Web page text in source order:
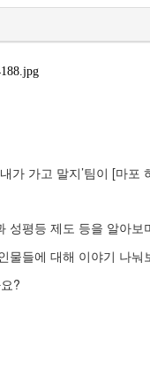
내가 가고 말지 ’팀이 [마포
성평등 제도 등을 알아보
물들에 대해 이야기 나눠
?